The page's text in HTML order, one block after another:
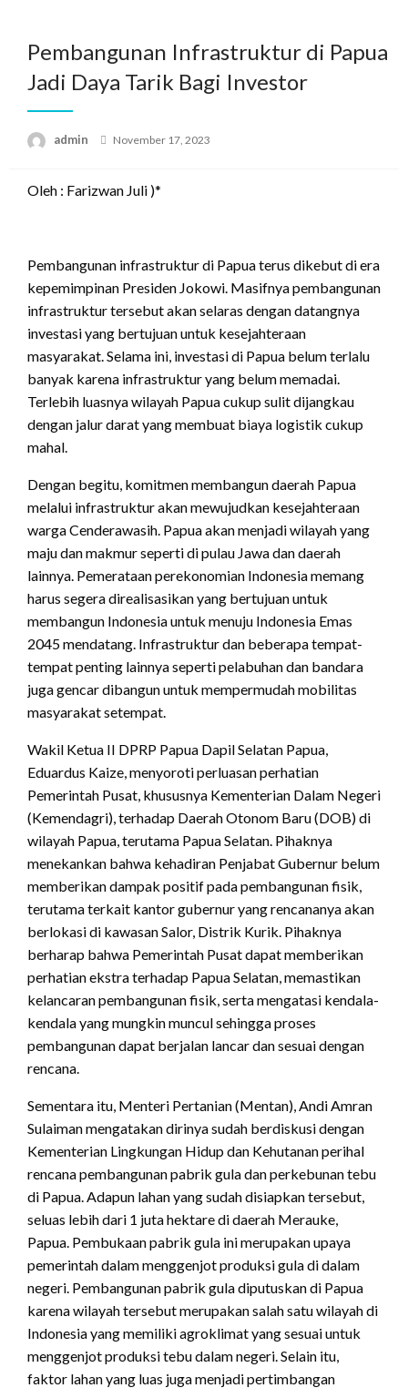
contentPembangunan Infrastruktur di Papua
Jadi Daya Tarik Bagi Investor
admin
Posted
November 17, 2023
Oleh : Farizwan Juli )*
Pembangunan infrastruktur di Papua terus dikebut di era
kepemimpinan Presiden Jokowi. Masifnya pembangunan
infrastruktur tersebut akan selaras dengan datangnya
investasi yang bertujuan untuk kesejahteraan
masyarakat. Selama ini, investasi di Papua belum terlalu
banyak karena infrastruktur yang belum memadai.
Terlebih luasnya wilayah Papua cukup sulit dijangkau
dengan jalur darat yang membuat biaya logistik cukup
mahal.
Dengan begitu, komitmen membangun daerah Papua
melalui infrastruktur akan mewujudkan kesejahteraan
warga Cenderawasih. Papua akan menjadi wilayah yang
maju dan makmur seperti di pulau Jawa dan daerah
lainnya. Pemerataan perekonomian Indonesia memang
harus segera direalisasikan yang bertujuan untuk
membangun Indonesia untuk menuju Indonesia Emas
2045 mendatang. Infrastruktur dan beberapa tempat-
tempat penting lainnya seperti pelabuhan dan bandara
juga gencar dibangun untuk mempermudah mobilitas
masyarakat setempat.
Wakil Ketua II DPRP Papua Dapil Selatan Papua,
Eduardus Kaize, menyoroti perluasan perhatian
Pemerintah Pusat, khususnya Kementerian Dalam Negeri
(Kemendagri), terhadap Daerah Otonom Baru (DOB) di
wilayah Papua, terutama Papua Selatan. Pihaknya
menekankan bahwa kehadiran Penjabat Gubernur belum
memberikan dampak positif pada pembangunan fisik,
terutama terkait kantor gubernur yang rencananya akan
berlokasi di kawasan Salor, Distrik Kurik. Pihaknya
berharap bahwa Pemerintah Pusat dapat memberikan
perhatian ekstra terhadap Papua Selatan, memastikan
kelancaran pembangunan fisik, serta mengatasi kendala-
kendala yang mungkin muncul sehingga proses
pembangunan dapat berjalan lancar dan sesuai dengan
rencana.
Sementara itu, Menteri Pertanian (Mentan), Andi Amran
Sulaiman mengatakan dirinya sudah berdiskusi dengan
Kementerian Lingkungan Hidup dan Kehutanan perihal
rencana pembangunan pabrik gula dan perkebunan tebu
di Papua. Adapun lahan yang sudah disiapkan tersebut,
seluas lebih dari 1 juta hektare di daerah Merauke,
Papua. Pembukaan pabrik gula ini merupakan upaya
pemerintah dalam menggenjot produksi gula di dalam
negeri. Pembangunan pabrik gula diputuskan di Papua
karena wilayah tersebut merupakan salah satu wilayah di
Indonesia yang memiliki agroklimat yang sesuai untuk
menggenjot produksi tebu dalam negeri. Selain itu,
faktor lahan yang luas juga menjadi pertimbangan